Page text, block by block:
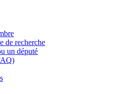
de recherche
un député